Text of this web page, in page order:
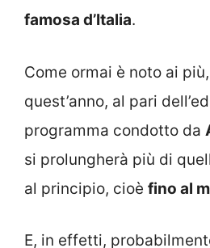
famosa d’Italia.
Come ormai è noto ai
quest’anno, al pari
programma condotto da
si prolungherà più di
al principio, cioè fino al
E, in effetti,